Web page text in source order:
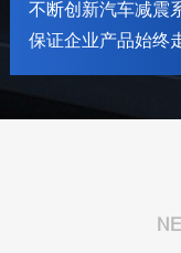
不断创新汽车减震
保证企业产品始终